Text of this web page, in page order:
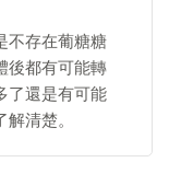
不存在葡糖糖
後都有可能轉
了還是有可能
清楚。